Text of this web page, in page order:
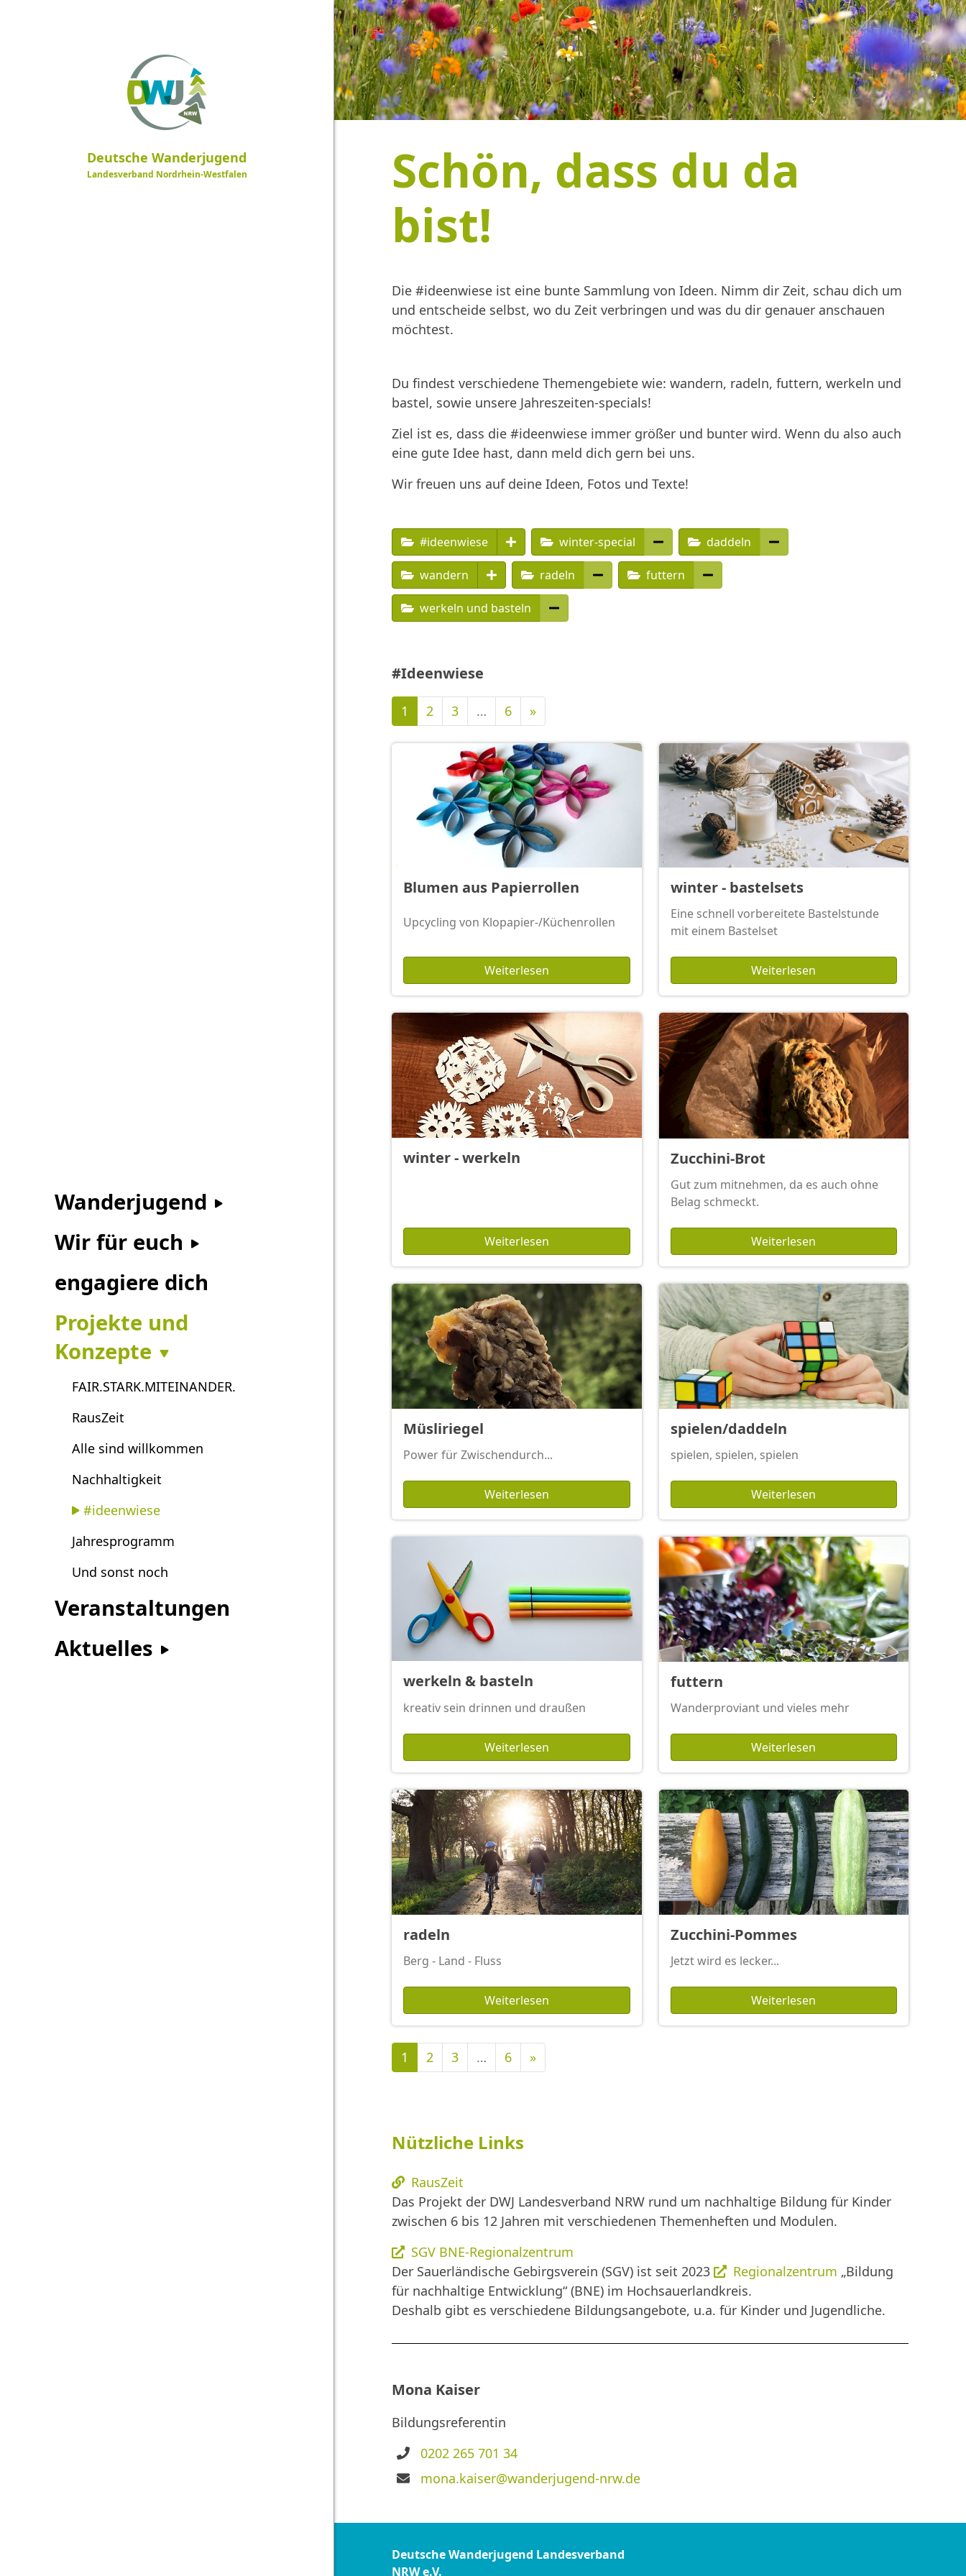
Deutsche Wanderjugend
Landesverband Nordrhein-Westfalen
Wanderjugend
Wir für euch
engagiere dich
Projekte und
Konzepte
FAIR.STARK.MITEINANDER.
RausZeit
Alle sind willkommen
Nachhaltigkeit
#ideenwiese
Jahresprogramm
Und sonst noch
Veranstaltungen
Aktuelles
Schön, dass du da
bist!
Die #ideenwiese ist eine bunte Sammlung von Ideen. Nimm dir Zeit, schau dich um
und entscheide selbst, wo du Zeit verbringen und was du dir genauer anschauen
möchtest.
Nützliche Links
RausZeit
Das Projekt der DWJ Landesverband NRW rund um nachhaltige Bildung für Kinder
zwischen 6 bis 12 Jahren mit verschiedenen Themenheften und Modulen.
SGV BNE-Regionalzentrum
Der Sauerländische Gebirgsverein (SGV) ist seit 2023
Regionalzentrum „Bildung
für nachhaltige Entwicklung“ (BNE) im Hochsauerlandkreis.
Deshalb gibt es verschiedene Bildungsangebote, u.a. für Kinder und Jugendliche.
Mona Kaiser
Bildungsreferentin
Telefon
0202 265 701 34
E-
mona.kaiser@wanderjugend-nrw.de
Du findest verschiedene Themengebiete wie: wandern, radeln, futtern, werkeln und
bastel, sowie unsere Jahreszeiten-specials!
Ziel ist es, dass die #ideenwiese immer größer und bunter wird. Wenn du also auch
eine gute Idee hast, dann meld dich gern bei uns.
Wir freuen uns auf deine Ideen, Fotos und Texte!
#ideenwiese winter-special daddeln
wandern radeln futtern
werkeln und basteln
#Ideenwiese
1 2 3 … 6 »Nächste
Blumen aus Papierrollen
Upcycling von Klopapier-/Küchenrollen
Weiterlesen
winter - bastelsets
Eine schnell vorbereitete Bastelstunde
mit einem Bastelset
Weiterlesen
winter - werkeln
Weiterlesen
Zucchini-Brot
Gut zum mitnehmen, da es auch ohne
Belag schmeckt.
Weiterlesen
Müsliriegel
Power für Zwischendurch...
Weiterlesen
spielen/daddeln
spielen, spielen, spielen
Weiterlesen
werkeln & basteln
kreativ sein drinnen und draußen
Weiterlesen
futtern
Wanderproviant und vieles mehr
Weiterlesen
radeln
Berg - Land - Fluss
Weiterlesen
Zucchini-Pommes
Jetzt wird es lecker...
Weiterlesen
1 2 3 … 6 »Nächste
Deutsche Wanderjugend Landesverband
NRW e.V.